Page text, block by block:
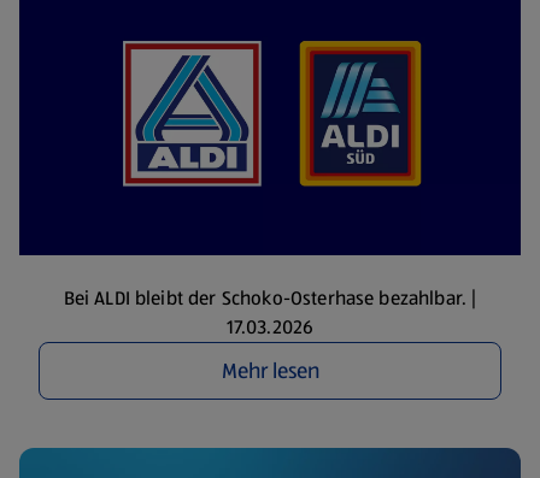
Bei ALDI bleibt der Schoko-Osterhase bezahlbar. |
17.03.2026
Mehr lesen